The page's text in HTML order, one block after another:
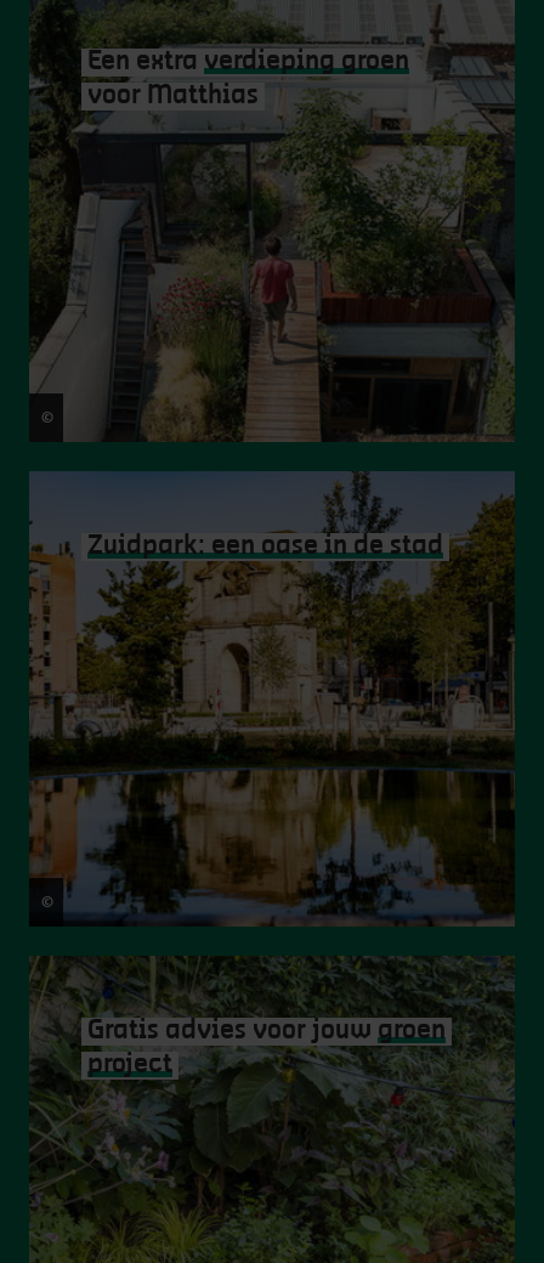
Een extra verdieping groen
voor Matthias
©
Zuidpark: een oase in de stad
© Victoriano Moreno
Gratis advies voor jouw groen
project